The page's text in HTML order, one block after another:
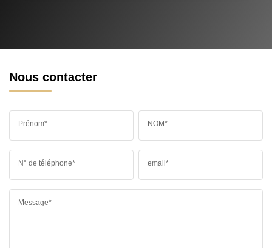
Nous contacter
Prénom* NOM*
N° de téléphone* email*
Message*